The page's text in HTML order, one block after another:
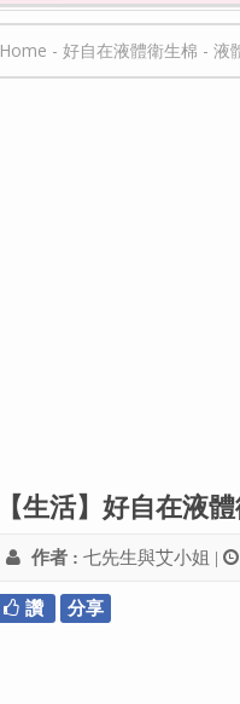
Home - 好自在液體衛生棉 - 液
【生活】好自在液
作者 : 七先生與艾小姐 |
讚
分享